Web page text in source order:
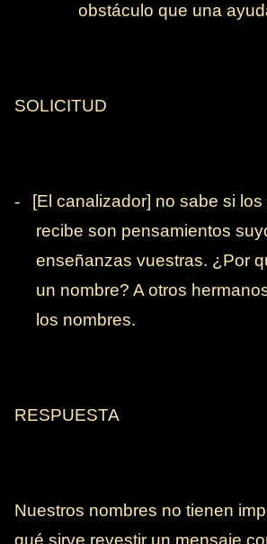
obstáculo que una
SOLICITUD
-
[El canalizador] no sabe si
recibe son pensamientos
enseñanzas vuestras. ¿Por
un nombre? A otros
los nombres.
RESPUESTA
Nuestros nombres no tienen